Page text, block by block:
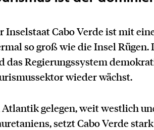
Inselstaat Cabo Verde ist mit
so groß wie die Insel
das Regierungssystem
wieder wächst.
gelegen, weit westlich
setzt Cabo Verde